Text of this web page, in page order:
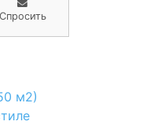
Спросить
м2)